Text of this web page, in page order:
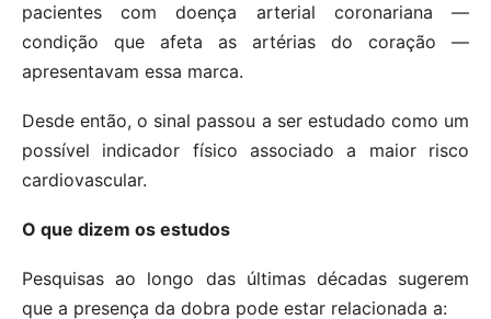
pacientes com doença arterial coronariana —
condição que afeta as artérias do coração —
apresentavam essa marca.
Desde então, o sinal passou a ser estudado como um
possível indicador físico associado a maior risco
cardiovascular.
O que dizem os estudos
Pesquisas ao longo das últimas décadas sugerem
que a presença da dobra pode estar relacionada a: